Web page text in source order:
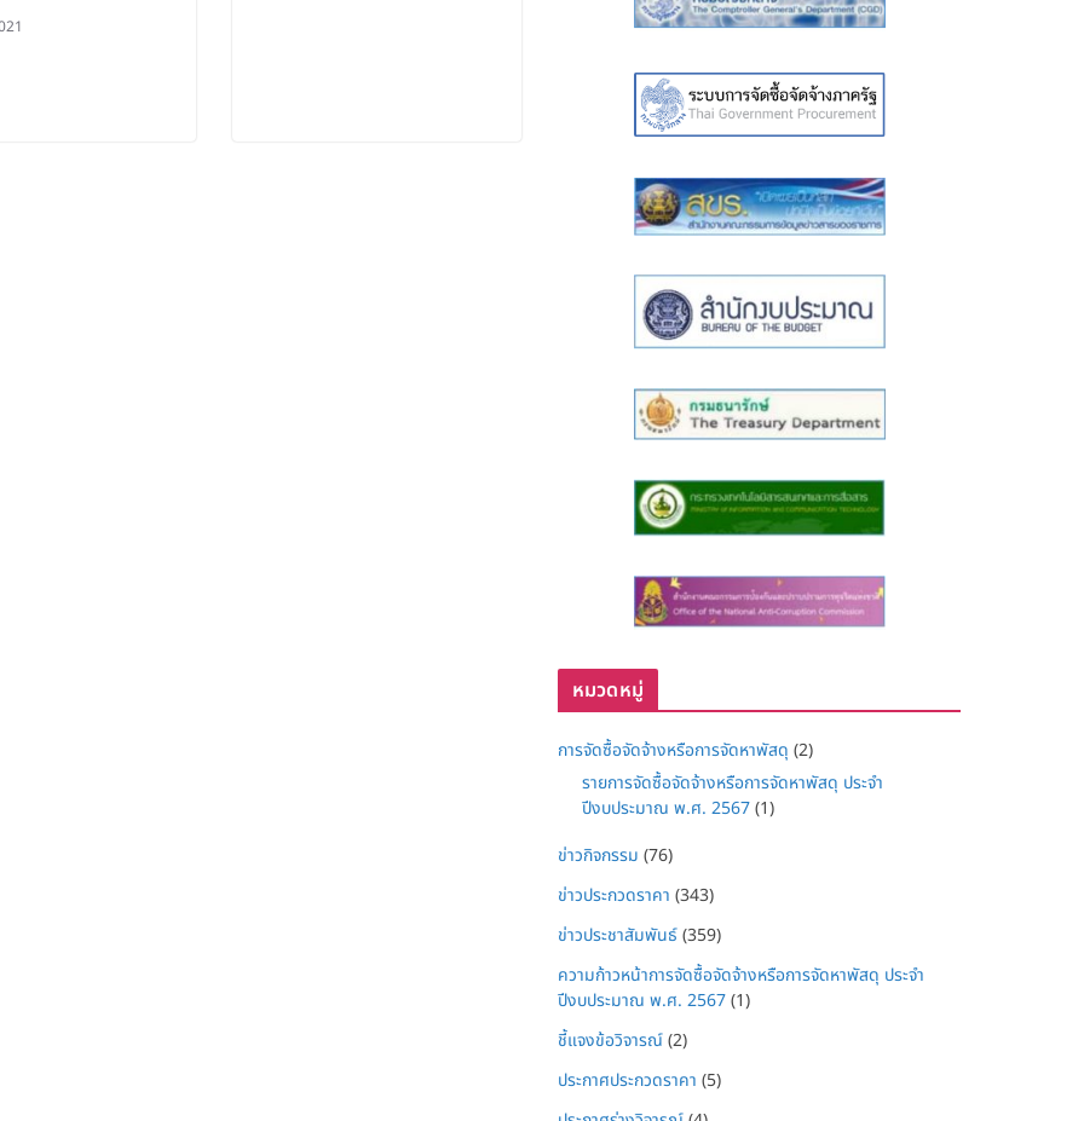
หมวดหมู่
การจัดซื้อจัดจ้างหรือการจัดหาพัสดุ (2)
รายการจัดซื้อจัดจ้างหรือการจัดหาพัสดุ ประจำ
ปีงบประมาณ พ.ศ. 2567(1)
ข่าวกิจกรรม (76)
ข่าวประกวดราคา (343)
ข่าวประชาสัมพันธ์(359)
ความก้าวหน้าการจัดซื้อจัดจ้างหรือการจัดหาพัสดุ ประจำ
ปีงบประมาณ พ.ศ. 2567(1)
ชี้แจงข้อวิจารณ์(2)
ประกาศประกวดราคา (5)